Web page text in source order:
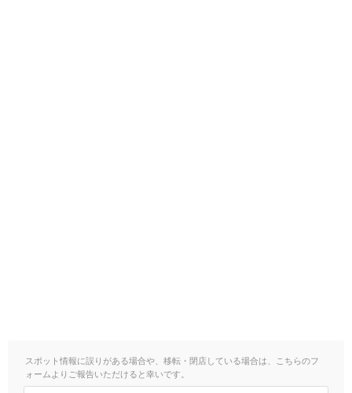
スポット情報に誤りがある場合や、移転・閉店している場合は、こちらのフ
ォームよりご報告いただけると幸いです。